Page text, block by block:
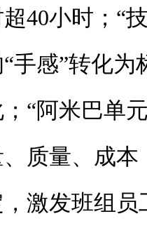
40小时；“
手感”转化
“阿米巴单
质量、成
激发班组